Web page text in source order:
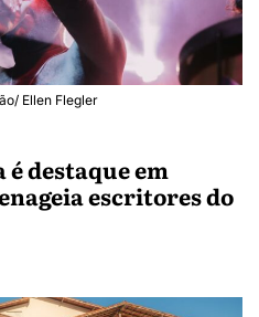
Ellen Flegler
destaque em
escritores do